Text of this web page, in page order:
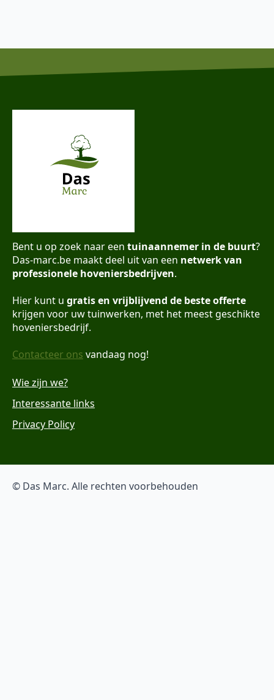
Bent u op zoek naar een tuinaannemer in de buurt?
Das-marc.be maakt deel uit van een netwerk van
professionele hoveniersbedrijven.
Hier kunt u gratis en vrijblijvend de beste offerte
krijgen voor uw tuinwerken, met het meest geschikte
hoveniersbedrijf.
Contacteer ons vandaag nog!
Wie zijn we?
Interessante links
Privacy Policy
© Das Marc. Alle rechten voorbehouden